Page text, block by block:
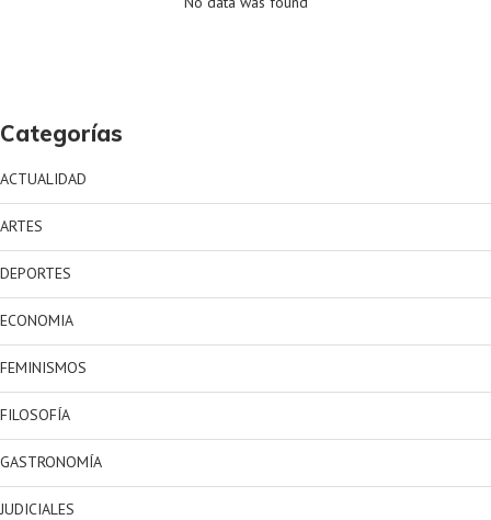
Categorías
ACTUALIDAD
ARTES
DEPORTES
ECONOMIA
FEMINISMOS
FILOSOFÍA
GASTRONOMÍA
JUDICIALES